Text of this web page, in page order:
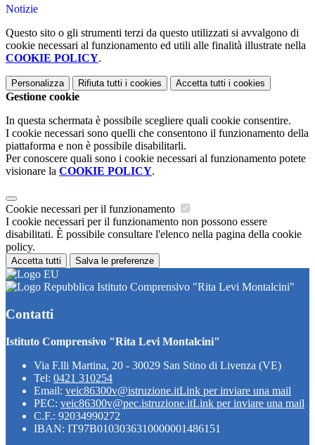
Notizie
Questo sito o gli strumenti terzi da questo utilizzati si avvalgono di
cookie necessari al funzionamento ed utili alle finalità illustrate nella
COOKIE POLICY.
Personalizza Rifiuta tutti i cookies Accetta tutti i cookies
Gestione cookie
In questa schermata è possibile scegliere quali cookie consentire.
I cookie necessari sono quelli che consentono il funzionamento della
piattaforma e non è possibile disabilitarli.
Per conoscere quali sono i cookie necessari al funzionamento potete
visionare la COOKIE POLICY.
Cookie necessari per il funzionamento
I cookie necessari per il funzionamento non possono essere
disabilitati. È possibile consultare l'elenco nella pagina della cookie
policy.
Accetta tutti Salva le preferenze
Istituto Comprensivo "Rita Levi Montalcini"
Contatti
Istituto Comprensivo "Rita Levi Montalcini"
Via F.lli Martina, 20 - 30029 San Stino di Livenza (VE)
Tel: 0421 310254
Email: veic86300v@istruzione.itLink per inviare una mail
PEC: veic86300v@pec.istruzione.itLink per inviare una mail
C.F.: 92034990272
IBAN: IT97B0103036310000001486151